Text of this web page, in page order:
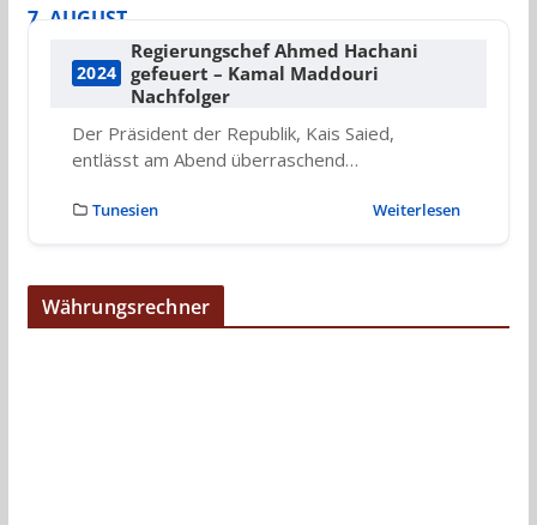
7. AUGUST
2024
Regierungschef Ahmed Hachani
gefeuert – Kamal Maddouri
Nachfolger
Der Präsident der Republik, Kais Saied,
entlässt am Abend überraschend…
Tunesien Weiterlesen
Währungsrechner